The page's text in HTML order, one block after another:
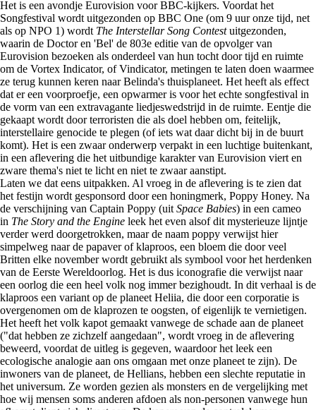
Het is een avondje Eurovision voor BBC-kijkers. Voordat het
Songfestival wordt uitgezonden op BBC One (om 9 uur onze tijd, net
als op NPO 1) wordt The Interstellar Song Contestuitgezonden,
waarin de Doctor en 'Bel' de 803e editie van de opvolger van
Eurovision bezoeken als onderdeel van hun tocht door tijd en ruimte
om de Vortex Indicator, of Vindicator, metingen te laten doen waarmee
ze terug kunnen keren naar Belinda's thuisplaneet. Het heeft als effect
dat er een voorproefje, een opwarmer is voor het echte songfestival in
de vorm van een extravagante liedjeswedstrijd in de ruimte. Eentje die
gekaapt wordt door terroristen die als doel hebben om, feitelijk,
interstellaire genocide te plegen (of iets wat daar dicht bij in de buurt
komt). Het is een zwaar onderwerp verpakt in een luchtige buitenkant,
in een aflevering die het uitbundige karakter van Eurovision viert en
zware thema's niet te licht en niet te zwaar aanstipt.
Laten we dat eens uitpakken. Al vroeg in de aflevering is te zien dat
het festijn wordt gesponsord door een honingmerk, Poppy Honey. Na
de verschijning van Captain Poppy (uit Space Babies) in een cameo
in The Story and the Engine leek het even alsof dit mysterieuze lijntje
verder werd doorgetrokken, maar de naam poppy verwijst hier
simpelweg naar de papaver of klaproos, een bloem die door veel
Britten elke november wordt gebruikt als symbool voor het herdenken
van de Eerste Wereldoorlog. Het is dus iconografie die verwijst naar
een oorlog die een heel volk nog immer bezighoudt. In dit verhaal is de
klaproos een variant op de planeet Heliia, die door een corporatie is
overgenomen om de klaprozen te oogsten, of eigenlijk te vernietigen.
Het heeft het volk kapot gemaakt vanwege de schade aan de planeet
("dat hebben ze zichzelf aangedaan", wordt vroeg in de aflevering
beweerd, voordat de uitleg is gegeven, waardoor het leek een
ecologische analogie aan ons omgaan met onze planeet te zijn). De
inwoners van de planeet, de Hellians, hebben een slechte reputatie in
het universum. Ze worden gezien als monsters en de vergelijking met
hoe wij mensen soms anderen afdoen als non-personen vanwege hun